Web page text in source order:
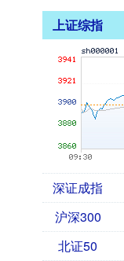
上证综指
深证成指
沪深300
北证50